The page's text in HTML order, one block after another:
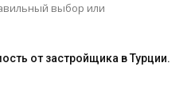
выбор или
от застройщика в Турции.